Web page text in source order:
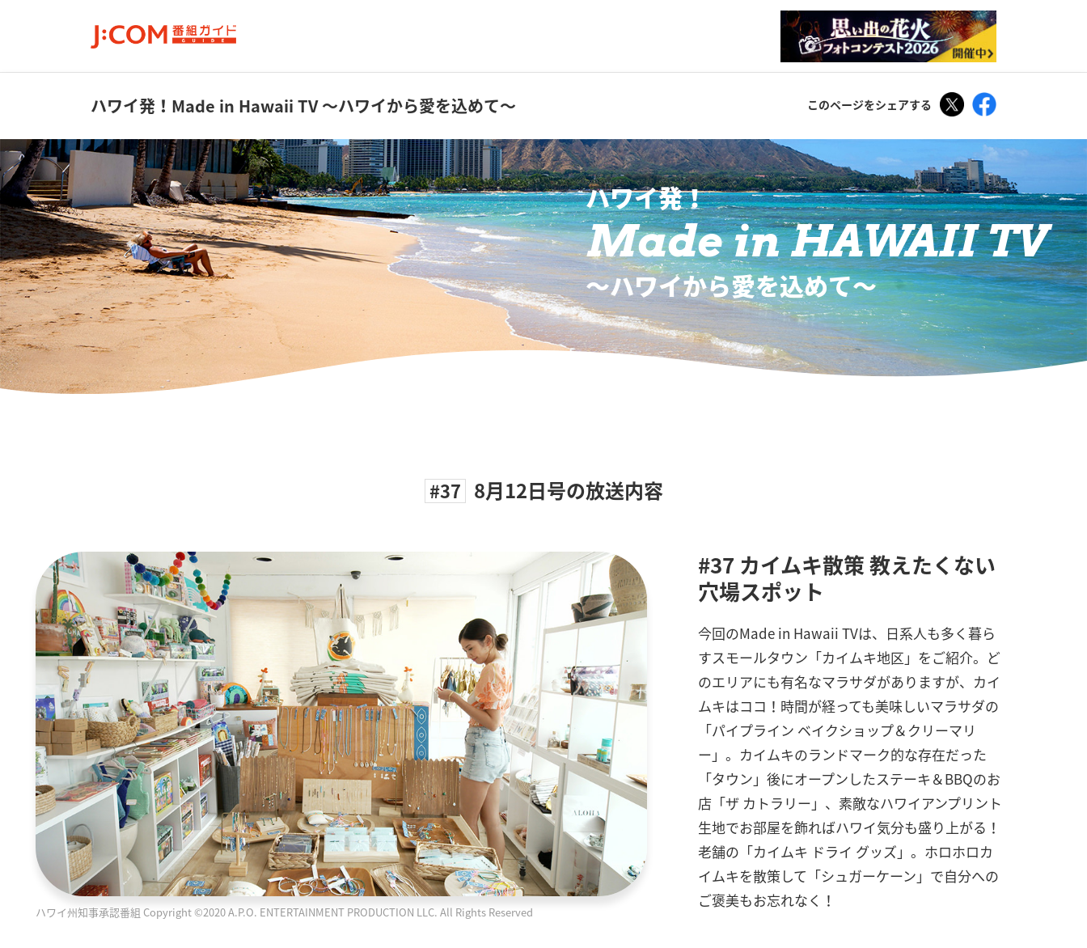
ハワイ発！Made in Hawaii TV～ハワイから愛を込めて～ このページをシェアする Tweet
ハワイ発！
Made in HAWAII TV
〜ハワイから愛を込めて〜
#37 8月12日号の放送内容
ハワイ州知事承認番組 Copyright ©2020 A.P.O. ENTERTAINMENT PRODUCTION LLC. All Rights Reserved
#37 カイムキ散策 教えたくない
穴場スポット
今回のMade in Hawaii TVは、日系人も多く暮ら
すスモールタウン「カイムキ地区」をご紹介。ど
のエリアにも有名なマラサダがありますが、カイ
ムキはココ！時間が経っても美味しいマラサダの
「パイプライン ベイクショップ＆クリーマリ
ー」。カイムキのランドマーク的な存在だった
「タウン」後にオープンしたステーキ＆BBQのお
店「ザ カトラリー」、素敵なハワイアンプリント
生地でお部屋を飾ればハワイ気分も盛り上がる！
老舗の「カイムキ ドライ グッズ」。ホロホロカ
イムキを散策して「シュガーケーン」で自分への
ご褒美もお忘れなく！